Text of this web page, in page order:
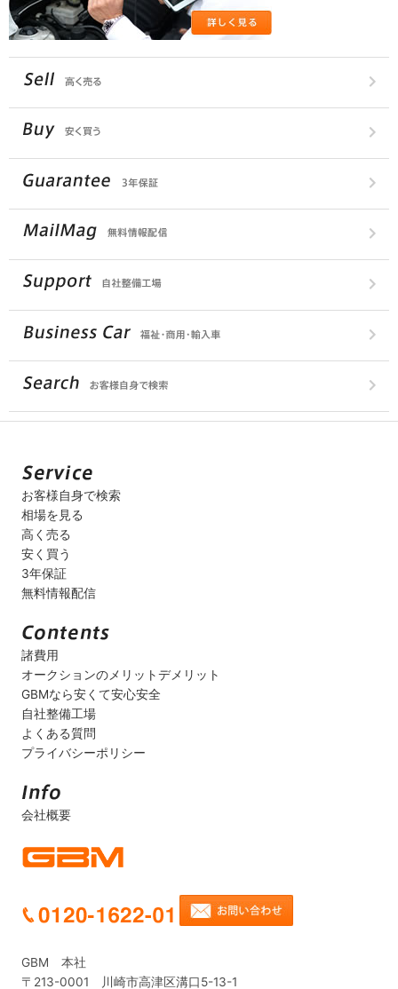
お客様自身で検索
相場を見る
高く売る
安く買う
3年保証
無料情報配信
諸費用
オークションのメリットデメリット
GBMなら安くて安心安全
自社整備工場
よくある質問
プライバシーポリシー
会社概要
GBM 本社
〒213-0001 川崎市高津区溝口5-13-1